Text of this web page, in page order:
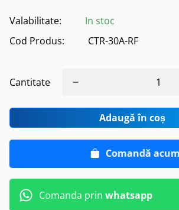
Valabilitate:
In stoc
Cod Produs:
CTR-30A-RF
Cantitate
Adaugă în coș
Comandă acum
Comanda prin whatsapp